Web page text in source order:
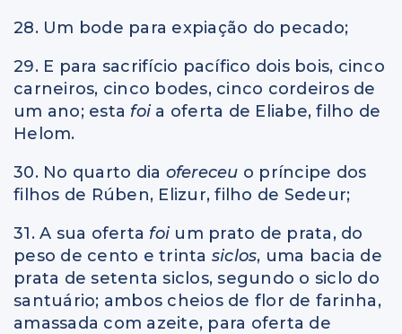
28. Um bode para expiação do pecado;
29. E para sacrifício pacífico dois bois, cinco
carneiros, cinco bodes, cinco cordeiros de
um ano; esta foi a oferta de Eliabe, filho de
Helom.
30. No quarto dia ofereceu o príncipe dos
filhos de Rúben, Elizur, filho de Sedeur;
31. A sua oferta foi um prato de prata, do
peso de cento e trinta siclos, uma bacia de
prata de setenta siclos, segundo o siclo do
santuário; ambos cheios de flor de farinha,
amassada com azeite, para oferta de